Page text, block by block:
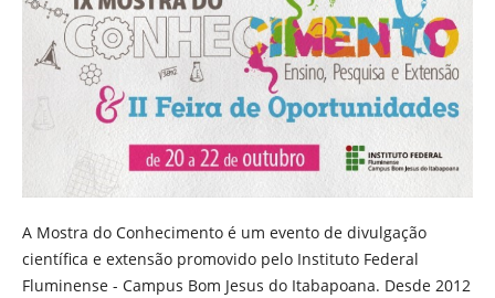
A Mostra do Conhecimento é um evento de divulgação
científica e extensão promovido pelo Instituto Federal
Fluminense - Campus Bom Jesus do Itabapoana. Desde 2012